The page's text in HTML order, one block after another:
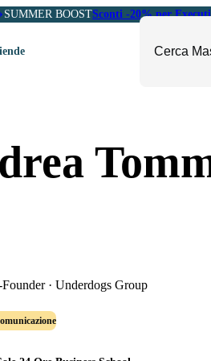
SUMMER BOOSTSconti -20% per
e Soft Skills
Amministrazione
· Underdogs Group